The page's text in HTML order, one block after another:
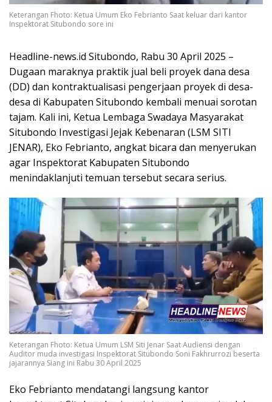
Keterangan Fhoto: Ketua Umum Eko Febrianto Saat keluar dari kantor
Inspektorat Situbondo sore ini
Headline-news.id Situbondo, Rabu 30 April 2025 –
Dugaan maraknya praktik jual beli proyek dana desa
(DD) dan kontraktualisasi pengerjaan proyek di desa-
desa di Kabupaten Situbondo kembali menuai sorotan
tajam. Kali ini, Ketua Lembaga Swadaya Masyarakat
Situbondo Investigasi Jejak Kebenaran (LSM SITI
JENAR), Eko Febrianto, angkat bicara dan menyerukan
agar Inspektorat Kabupaten Situbondo
menindaklanjuti temuan tersebut secara serius.
Keterangan Fhoto: Ketua Umum LSM Siti Jenar Saat Audiensi dengan
Auditor muda investigasi Inspektorat Situbondo Soni Fakhrurrozi beserta
jajarannya Siang ini Rabu 30 April 2025
Eko Febrianto mendatangi langsung kantor